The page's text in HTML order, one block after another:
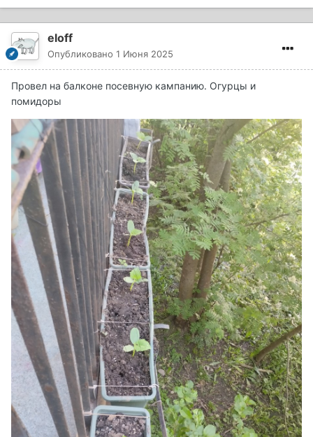
eloff
Опубликовано 1 Июня 2025
Провел на балконе посевную кампанию. Огурцы и
помидоры